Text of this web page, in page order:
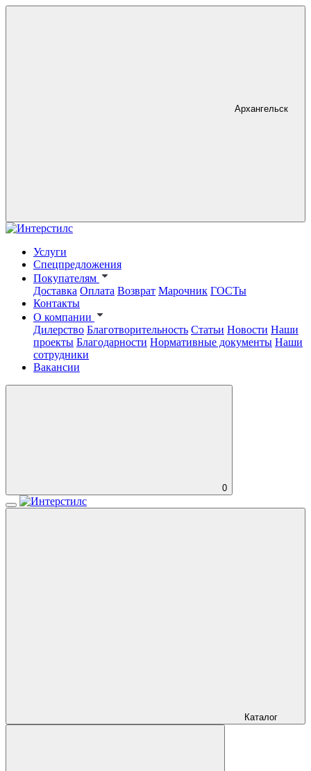
Архангельск
Услуги
Спецпредложения
Покупателям
Доставка Оплата Возврат Марочник ГОСТы
Контакты
О компании
Дилерство Благотворительность Статьи Новости Наши
проекты Благодарности Нормативные документы Наши
сотрудники
Вакансии
0
Каталог